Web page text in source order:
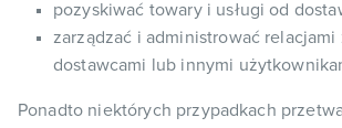
pozyskiwać towary i usługi od
zarządzać i administrować relacjami
dostawcami lub innymi
Ponadto niektórych przypadkach